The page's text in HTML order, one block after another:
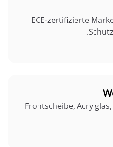
ECE-zertifizierte
Frontscheibe,